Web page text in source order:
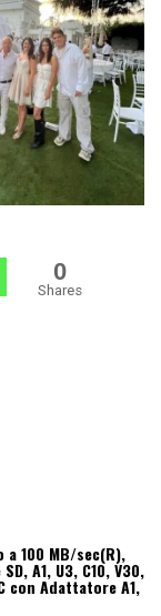
0
Shares
a 100 MB/sec(R),
A1, U3, C10, V30,
con Adattatore A1,